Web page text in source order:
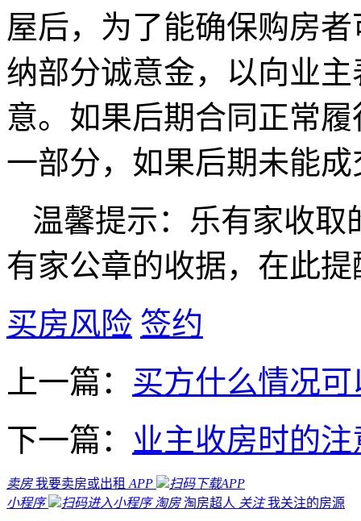
屋后，为了能确保购房
纳部分诚意金，以向业
意。如果后期合同正常
一部分，如果后期未能
温馨提示：乐有家收取
有家公章的收据，在此
买房风险 签约
上一篇： 买方什么情况
下一篇： 业主收房时的
卖房 我要卖房或出租 APP
扫码下载APP
小程序
扫码进入小程序 淘房 淘房超人 关注 我关注的房源